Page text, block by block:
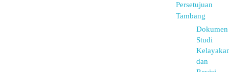
Persetujuan
Tambang
Dokumen
Studi
dan